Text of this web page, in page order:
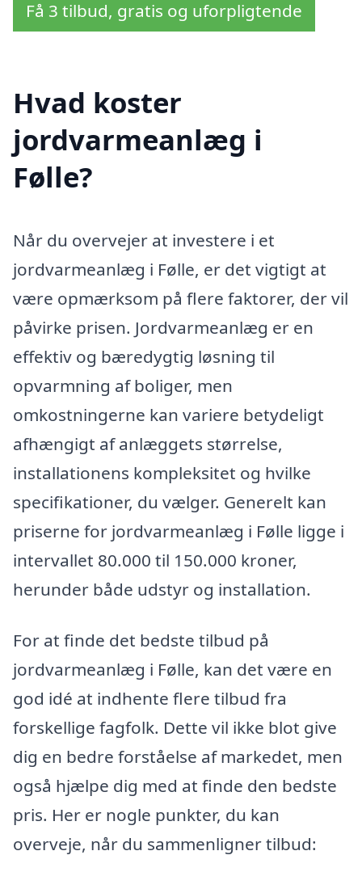
Få 3 tilbud, gratis og uforpligtende
Hvad koster
jordvarmeanlæg i
Følle?
Når du overvejer at investere i et
jordvarmeanlæg i Følle, er det vigtigt at
være opmærksom på flere faktorer, der vil
påvirke prisen. Jordvarmeanlæg er en
effektiv og bæredygtig løsning til
opvarmning af boliger, men
omkostningerne kan variere betydeligt
afhængigt af anlæggets størrelse,
installationens kompleksitet og hvilke
specifikationer, du vælger. Generelt kan
priserne for jordvarmeanlæg i Følle ligge i
intervallet 80.000 til 150.000 kroner,
herunder både udstyr og installation.
For at finde det bedste tilbud på
jordvarmeanlæg i Følle, kan det være en
god idé at indhente flere tilbud fra
forskellige fagfolk. Dette vil ikke blot give
dig en bedre forståelse af markedet, men
også hjælpe dig med at finde den bedste
pris. Her er nogle punkter, du kan
overveje, når du sammenligner tilbud: